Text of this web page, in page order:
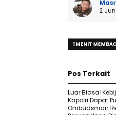
2
1 MENIT
Pos Terkait
Luar Biasa!
Kapolri Dapat
Ombudsman